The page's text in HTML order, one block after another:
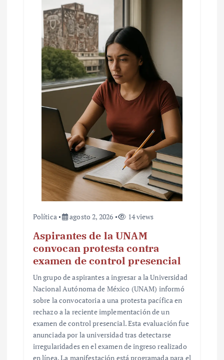
Política agosto 2, 2026 14 views
Aspirantes de la UNAM
convocan protesta contra
examen de control presencial
Un grupo de aspirantes a ingresar a la Universidad
Nacional Autónoma de México (UNAM) informó
sobre la convocatoria a una protesta pacífica en
rechazo a la reciente implementación de un
examen de control presencial. Esta evaluación fue
anunciada por la universidad tras detectarse
irregularidades en el examen de ingreso realizado
en línea. La manifestación está programada para el